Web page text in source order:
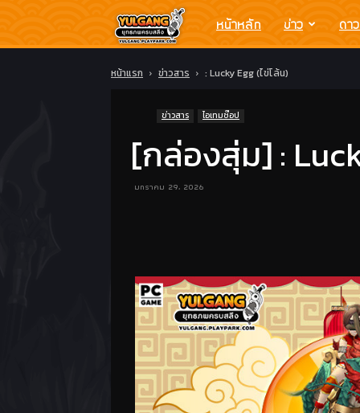
Yulgang
โย
วกัง
ยุทธ
สลึง
หน้าหลัก ข่าว ดา
หน้าแรก ข่าวสาร : Lucky Egg (ไข่โล้น)
ข่าวสาร ไอเทมช๊อป
[กล่องสุ่ม] :
มกราคม 29, 2026